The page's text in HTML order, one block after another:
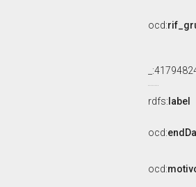
ocd:
rdfs: label
ocd:
ocd: